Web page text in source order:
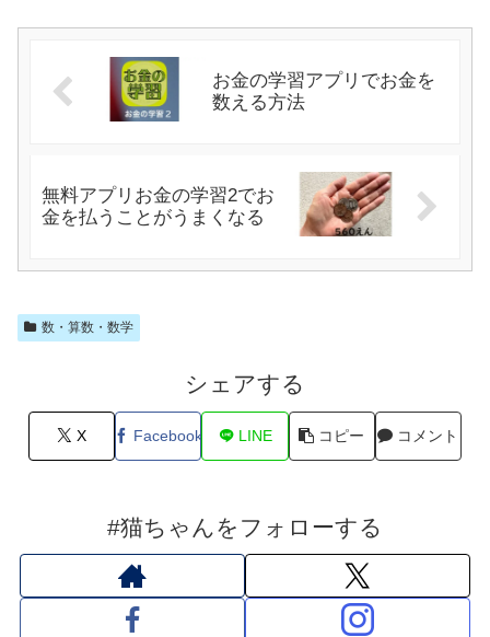
お金の学習アプリでお金を
数える方法
無料アプリお金の学習2でお
金を払うことがうまくなる
数・算数・数学
シェアする
X Facebook LINE コピー コメント
#猫ちゃんをフォローする